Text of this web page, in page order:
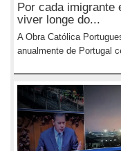
Por cada imigrante
viver longe do...
A Obra Católica
anualmente de Portugal